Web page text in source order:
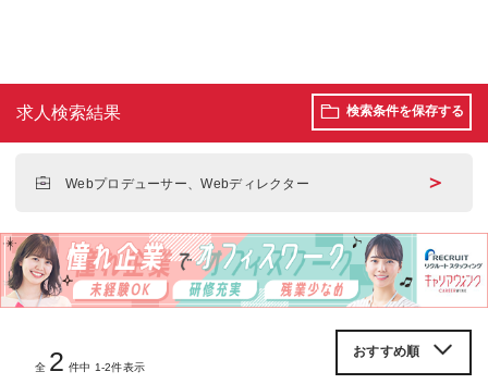
求人検索結果 検索条件を保存する
Webプロデューサー、Webディレクター ＞
全 2 件中 1-2件表示